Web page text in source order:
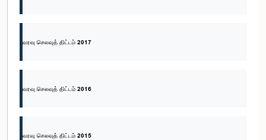
வரவு செலவுத் திட்டம் 2017
வரவு செலவுத் திட்டம் 2016
வரவு செலவுத் திட்டம் 2015